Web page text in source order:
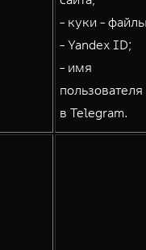
- куки -
- Yandex ID;
- имя
пользователя
в Telegram.